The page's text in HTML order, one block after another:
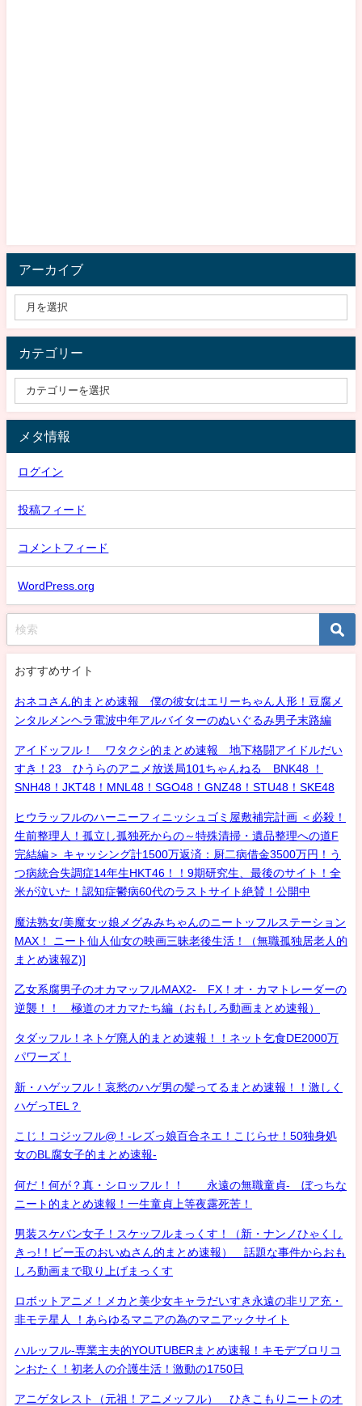
アーカイブ
カテゴリー
メタ情報
ログイン
投稿フィード
コメントフィード
WordPress.org
おすすめサイト
おネコさん的まとめ速報 僕の彼女はエリーちゃん人形！豆腐メ
ンタルメンヘラ電波中年アルバイターのぬいぐるみ男子末路編
アイドッフル！ ワタクシ的まとめ速報 地下格闘アイドルだい
すき！23 ひうらのアニメ放送局101ちゃんねる BNK48 ！
SNH48！JKT48！MNL48！SGO48！GNZ48！STU48！SKE48
ヒウラッフルのハーニーフィニッシュゴミ屋敷補完計画 ＜必殺！
生前整理人！孤立し孤独死からの～特殊清掃・遺品整理への道F
完結編＞ キャッシング計1500万返済：厨二病借金3500万円！う
つ病統合失調症14年生HKT46！！9期研究生、最後のサイト！全
米が泣いた！認知症鬱病60代のラストサイト絶賛！公開中
魔法熟女/美魔女ッ娘メグみみちゃんのニートッフルステーション
MAX！ ニート仙人仙女の映画三昧老後生活！（無職孤独居老人的
まとめ速報Z)]
乙女系腐男子のオカマッフルMAX2- FX！オ・カマトレーダーの
逆襲！！ 極道のオカマたち編（おもしろ動画まとめ速報）
タダッフル！ネトゲ廃人的まとめ速報！！ネット乞食DE2000万
パワーズ！
新・ハゲッフル！哀愁のハゲ男の髪ってるまとめ速報！！激しく
ハゲっTEL？
こじ！コジッフル@！-レズっ娘百合ネエ！こじらせ！50独身処
女のBL腐女子的まとめ速報-
何だ！何が？真・シロッフル！！ 永遠の無職童貞- ぼっちな
ニート的まとめ速報！一生童貞上等夜露死苦！
男装スケバン女子！スケッフルまっくす！（新・ナンノひゃくし
きっ!！ビー玉のおいぬさん的まとめ速報） 話題な事件からおも
しろ動画まで取り上げまっくす
ロボットアニメ！メカと美少女キャラだいすき永遠の非リア充・
非モテ星人 ！あらゆるマニアの為のマニアックサイト
ハルッフル-専業主夫的YOUTUBERまとめ速報！キモデブロリコ
ンおたく！初老人の介護生活！激動の1750日
アニゲタレスト（元祖！アニメッフル） ひきこもりニートのオ